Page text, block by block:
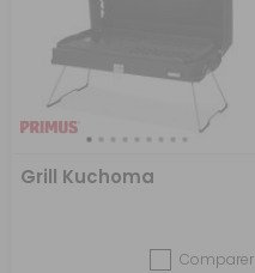
Grill Kuchoma
Comparer